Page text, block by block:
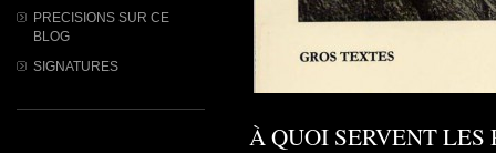
PRECISIONS SUR CE
BLOG
SIGNATURES
À QUOI SERVENT LES